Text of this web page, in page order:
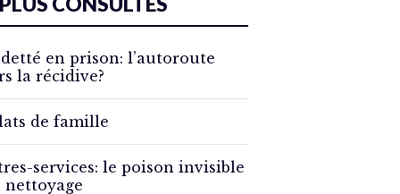
en prison: l’autoroute
la récidive?
de famille
services: le poison invisible
nettoyage